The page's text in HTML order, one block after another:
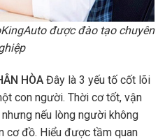
được đào tạo chuyên
HÒA Đây là 3 yếu tố cốt lõi
con người. Thời cơ tốt, vận
nếu lòng người không
cơ đồ. Hiểu được tầm quan